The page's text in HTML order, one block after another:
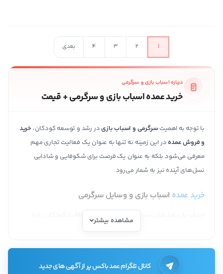
1
2
3
4 بعدی
درباره اسباب بازی و سرگرمی
خرید عمده اسباب بازی و سرگرمی + قیمت
با توجه به اهمیتسرگرمی و اسباب بازی در رشد و توسعه کودکان، خرید
و فروش عمده در این زمینه نه تنها به عنوان یک فعالیت تجاری مهم
معرفی می‌شود بلکه به عنوان یک فرصت برای شکوفایی و شادابی
نسل‌های آینده نیز به شمار می‌رود.
خرید عمده اسباب بازی و وسایل سرگرمی
اسباب بازی‌ها نقش بسیار مهمی در روند رشد خلاقیت کودکان دارند.
باتوجه به اینکه سلامت کودکان در درجه نخست استفاده از
و مواد اولیه درجه یک هستند. اهمیت این موضوع از این بابت است که
کودکان اسباب بازی‌ها را در دهان خود قرار می‌دهند و با پوستشان در
مشاهده بیشتر
کانال تلگرام عمد باکس پر از آگهی های جدید